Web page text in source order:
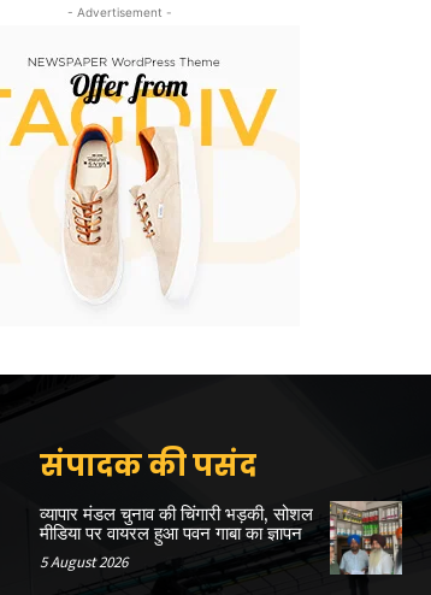
- Advertisement -
संपादक की पसंद
व्यापार मंडल चुनाव की चिंगारी भड़की, सोशल
मीडिया पर वायरल हुआ पवन गाबा का ज्ञापन
5 August 2026